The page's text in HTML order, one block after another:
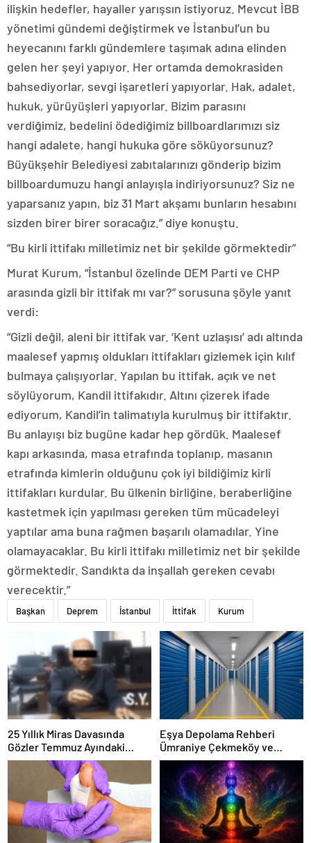
ilişkin hedefler, hayaller yarışsın istiyoruz. Mevcut İBB
yönetimi gündemi değiştirmek ve İstanbul’un bu
heyecanını farklı gündemlere taşımak adına elinden
gelen her şeyi yapıyor. Her ortamda demokrasiden
bahsediyorlar, sevgi işaretleri yapıyorlar. Hak, adalet,
hukuk, yürüyüşleri yapıyorlar. Bizim parasını
verdiğimiz, bedelini ödediğimiz billboardlarımızı siz
hangi adalete, hangi hukuka göre söküyorsunuz?
Büyükşehir Belediyesi zabıtalarınızı gönderip bizim
billboardumuzu hangi anlayışla indiriyorsunuz? Siz ne
yaparsanız yapın, biz 31 Mart akşamı bunların hesabını
sizden birer birer soracağız.” diye konuştu.
“Bu kirli ittifakı milletimiz net bir şekilde görmektedir”
Murat Kurum, “İstanbul özelinde DEM Parti ve CHP
arasında gizli bir ittifak mı var?” sorusuna şöyle yanıt
verdi:
“Gizli değil, aleni bir ittifak var. ‘Kent uzlaşısı’ adı altında
maalesef yapmış oldukları ittifakları gizlemek için kılıf
bulmaya çalışıyorlar. Yapılan bu ittifak, açık ve net
söylüyorum, Kandil ittifakıdır. Altını çizerek ifade
ediyorum, Kandil’in talimatıyla kurulmuş bir ittifaktır.
Bu anlayışı biz bugüne kadar hep gördük. Maalesef
kapı arkasında, masa etrafında toplanıp, masanın
etrafında kimlerin olduğunu çok iyi bildiğimiz kirli
ittifakları kurdular. Bu ülkenin birliğine, beraberliğine
kastetmek için yapılması gereken tüm mücadeleyi
yaptılar ama buna rağmen başarılı olamadılar. Yine
olamayacaklar. Bu kirli ittifakı milletimiz net bir şekilde
görmektedir. Sandıkta da inşallah gereken cevabı
verecektir.”
Başkan Deprem İstanbul İttifak Kurum
25 Yıllık Miras Davasında
Gözler Temmuz Ayındaki
Karar Duruşmasına Çevrildi
Eşya Depolama Rehberi
Ümraniye Çekmeköy ve
Kadıköy